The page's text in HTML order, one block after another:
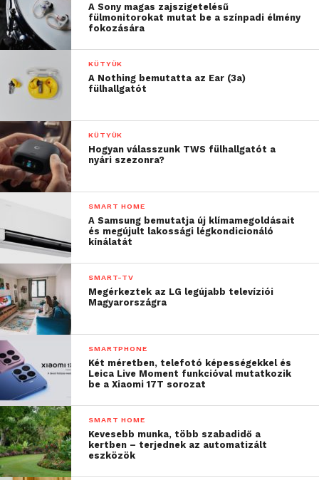
A Sony magas zajszigetelésű
fülmonitorokat mutat be a színpadi élmény
fokozására
KÜTYÜK
A Nothing bemutatta az Ear (3a)
fülhallgatót
KÜTYÜK
Hogyan válasszunk TWS fülhallgatót a
nyári szezonra?
SMART HOME
A Samsung bemutatja új klímamegoldásait
és megújult lakossági légkondicionáló
kínálatát
SMART-TV
Megérkeztek az LG legújabb televíziói
Magyarországra
SMARTPHONE
Két méretben, telefotó képességekkel és
Leica Live Moment funkcióval mutatkozik
be a Xiaomi 17T sorozat
SMART HOME
Kevesebb munka, több szabadidő a
kertben – terjednek az automatizált
eszközök